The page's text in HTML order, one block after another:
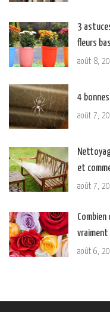
3
fleurs
août 8,
4
août 7,
et
août 7,
vraiment
août 6,